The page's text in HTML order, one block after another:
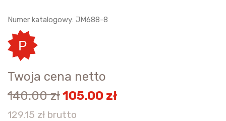
Numer katalogowy: JM688-8
Twoja cena netto
140.00 zł105.00 zł
129.15 zł brutto